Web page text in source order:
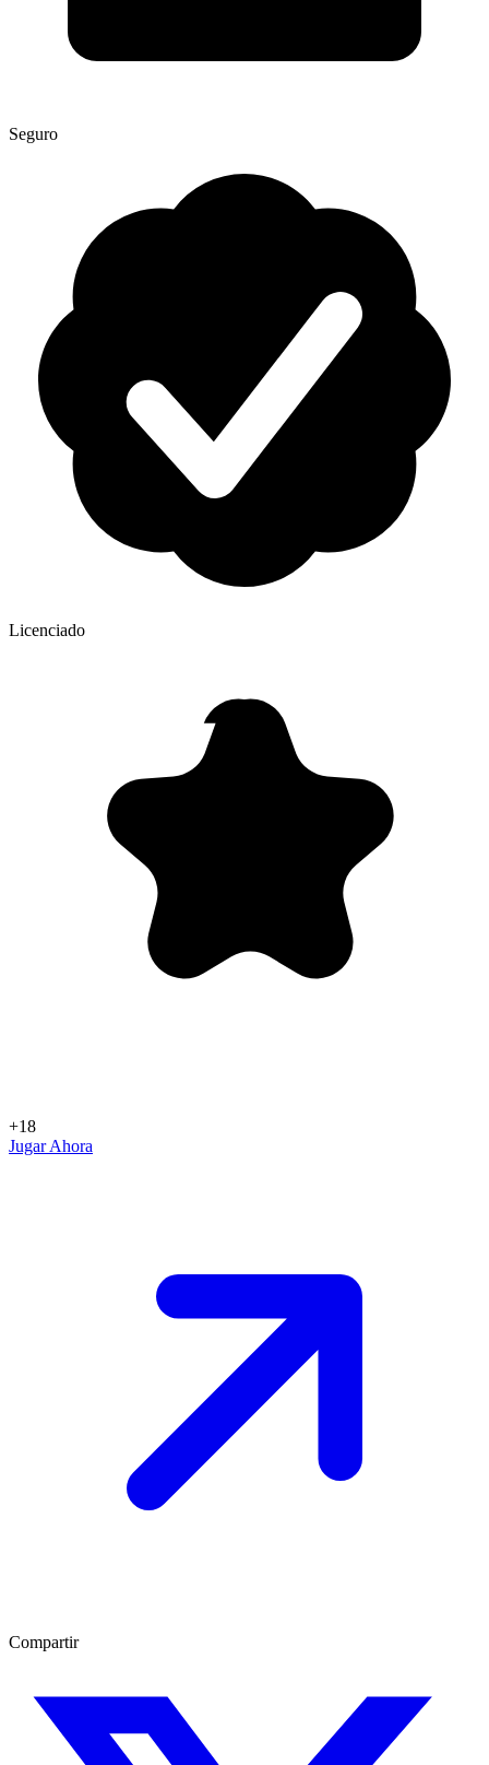
Seguro
Licenciado
+18
Jugar Ahora
Compartir